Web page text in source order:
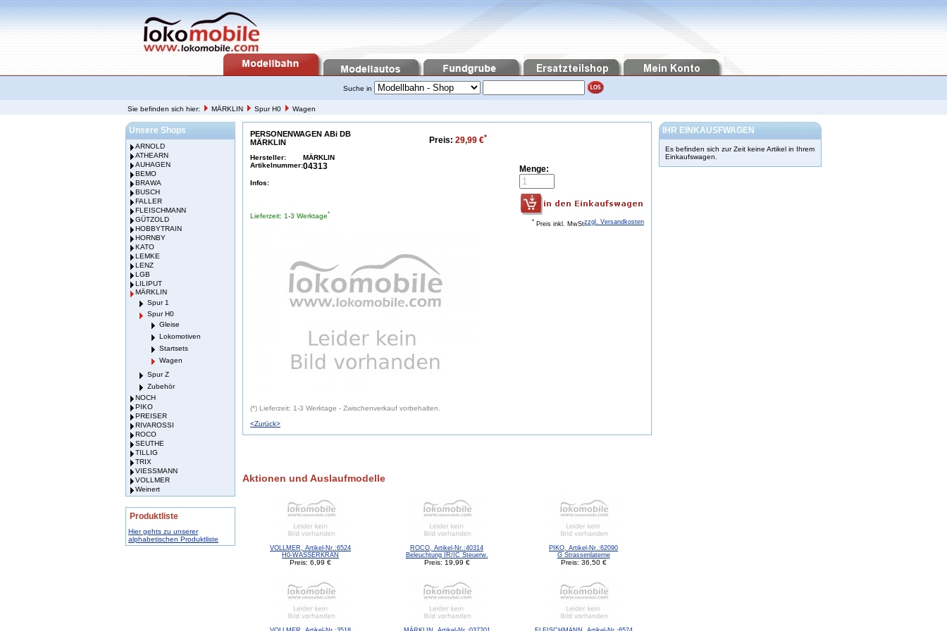
Suche in
Sie befinden sich hier: MÄRKLIN Spur H0 Wagen
Unsere Shops
ARNOLD
ATHEARN
AUHAGEN
BEMO
BRAWA
BUSCH
FALLER
FLEISCHMANN
GÜTZOLD
HOBBYTRAIN
HORNBY
KATO
LEMKE
LENZ
LGB
LILIPUT
MÄRKLIN
Spur 1
Spur H0
Gleise
Lokomotiven
Startsets
Wagen
Spur Z
Zubehör
NOCH
PIKO
PREISER
RIVAROSSI
ROCO
SEUTHE
TILLIG
TRIX
VIESSMANN
VOLLMER
Weinert
Produktliste
Hier gehts zu unserer
alphabetischen Produktliste
PERSONENWAGEN ABi DB
MÄRKLIN
Hersteller:
MÄRKLIN
Artikelnummer:04313
Infos:
Lieferzeit: 1-3 Werktage*
Preis: 29,99 €*
Menge:
* Preis inkl. MwStzzgl. Versandkosten
(*) Lieferzeit: 1-3 Werktage - Zwischenverkauf vorbehalten.
<Zurück>
Aktionen und Auslaufmodelle
VOLLMER, Artikel-Nr.:6524
H0-WASSERKRAN
Preis: 6,99 €
ROCO, Artikel-Nr.:40314
Beleuchtung IR/IC Steuerw.
Preis: 19,99 €
PIKO, Artikel-Nr.:62090
G Strassenlaterne
Preis: 36,50 €
IHR EINKAUSFWAGEN
Es befinden sich zur Zeit keine Artikel in Ihrem
Einkaufswagen.